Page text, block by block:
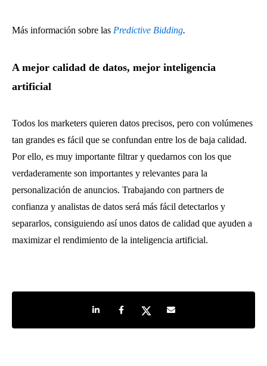
Más información sobre las Predictive Bidding.
A mejor calidad de datos, mejor inteligencia
artificial
Todos los marketers quieren datos precisos, pero con volúmenes
tan grandes es fácil que se confundan entre los de baja calidad.
Por ello, es muy importante filtrar y quedarnos con los que
verdaderamente son importantes y relevantes para la
personalización de anuncios. Trabajando con partners de
confianza y analistas de datos será más fácil detectarlos y
separarlos, consiguiendo así unos datos de calidad que ayuden a
maximizar el rendimiento de la inteligencia artificial.
Share on LinkedIn
Share on Facebook
Share on TwitterShare by e-mail